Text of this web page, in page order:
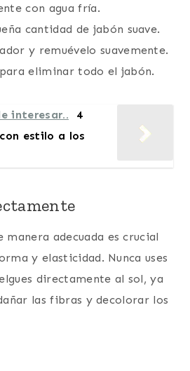
con agua fría.
cantidad de jabón suave.
y remuévelo suavemente.
eliminar todo el jabón.
interesar..
4
estilo a los
manera adecuada es crucial
y elasticidad. Nunca uses
directamente al sol, ya
las fibras y decolorar los